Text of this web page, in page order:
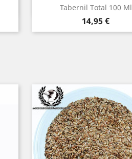
Tabernil Total 100 Ml
Precio
14,95 €
Vista rápida